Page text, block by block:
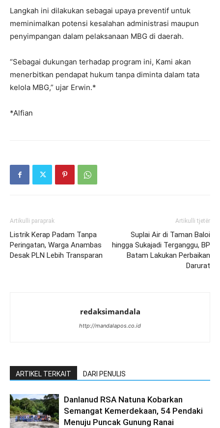
Langkah ini dilakukan sebagai upaya preventif untuk
meminimalkan potensi kesalahan administrasi maupun
penyimpangan dalam pelaksanaan MBG di daerah.
“Sebagai dukungan terhadap program ini, Kami akan
menerbitkan pendapat hukum tanpa diminta dalam tata
kelola MBG,” ujar Erwin.*
*Alfian
Artikulli paraprak
Listrik Kerap Padam Tanpa
Peringatan, Warga Anambas
Desak PLN Lebih Transparan
Artikulli tjetër
Suplai Air di Taman Baloi
hingga Sukajadi Terganggu, BP
Batam Lakukan Perbaikan
Darurat
redaksimandala
http://mandalapos.co.id
ARTIKEL TERKAIT DARI PENULIS
Danlanud RSA Natuna Kobarkan
Semangat Kemerdekaan, 54 Pendaki
Menuju Puncak Gunung Ranai